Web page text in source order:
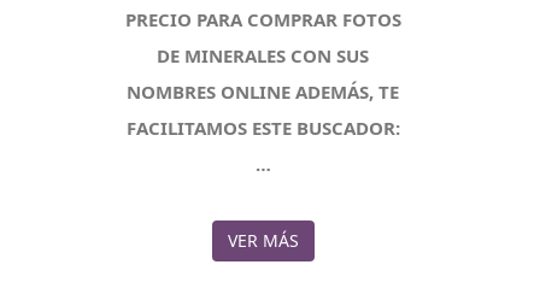
PRECIO PARA COMPRAR FOTOS
DE MINERALES CON SUS
NOMBRES ONLINE ADEMÁS, TE
FACILITAMOS ESTE BUSCADOR:
…
VER MÁS